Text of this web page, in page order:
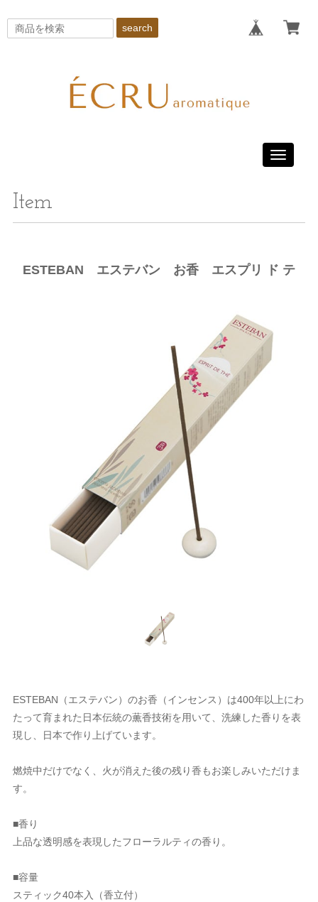
search
Toggle
Item
ESTEBAN エステバン お香 エスプリ ド テ
ESTEBAN（エステバン）のお香（インセンス）は400年以上にわ
たって育まれた日本伝統の薫香技術を用いて、洗練した香りを表
現し、日本で作り上げています。
燃焼中だけでなく、火が消えた後の残り香もお楽しみいただけま
す。
■香り
上品な透明感を表現したフローラルティの香り。
■容量
スティック40本入（香立付）